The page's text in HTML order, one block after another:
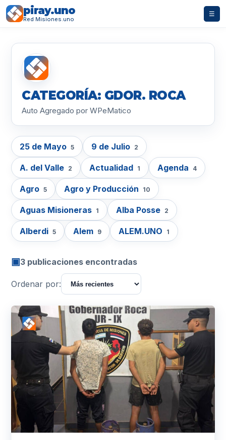
piray.uno
Red Misiones.uno
☰
CATEGORÍA: GDOR. ROCA
Auto Agregado por WPeMatico
25 de Mayo 5 9 de Julio 2
A. del Valle 2 Actualidad 1 Agenda 4
Agro 5 Agro y Producción 10
Aguas Misioneras 1 Alba Posse 2
Alberdi 5 Alem 9 ALEM.UNO 1
▣3 publicaciones encontradas
Ordenar por: